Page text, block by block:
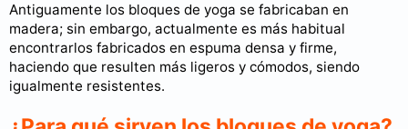
Antiguamente los bloques de yoga se fabricaban en
madera; sin embargo, actualmente es más habitual
encontrarlos fabricados en espuma densa y firme,
haciendo que resulten más ligeros y cómodos, siendo
igualmente resistentes.